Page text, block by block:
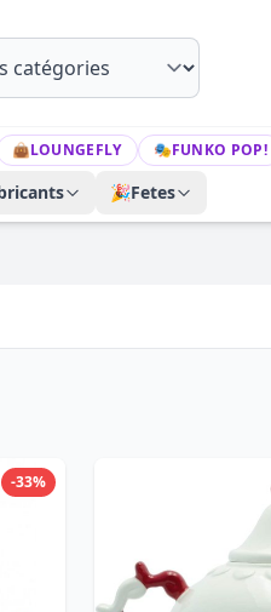
👜LOUNGEFLY 🎭FUNKO POP!
🎉Fetes
-33%